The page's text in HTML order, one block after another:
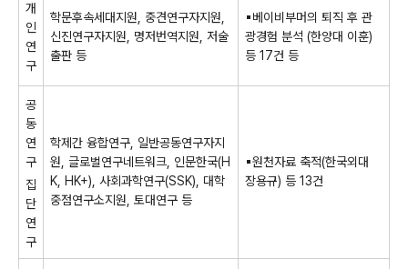
개
인
연
구
학문후속세대지원, 중견연구자지원,
신진연구자지원, 명저번역지원, 저술
출판 등
▪베이비부머의 퇴직 후 관
광경험 분석 (한양대 이훈)
등 17건 등
공
동
연
구
집
단
연
구
학제간 융합연구, 일반공동연구자지
원, 글로벌연구네트워크, 인문한국(H
K, HK+), 사회과학연구(SSK), 대학
중점연구소지원, 토대연구 등
▪원천자료 축적(한국외대
장용규) 등 13건